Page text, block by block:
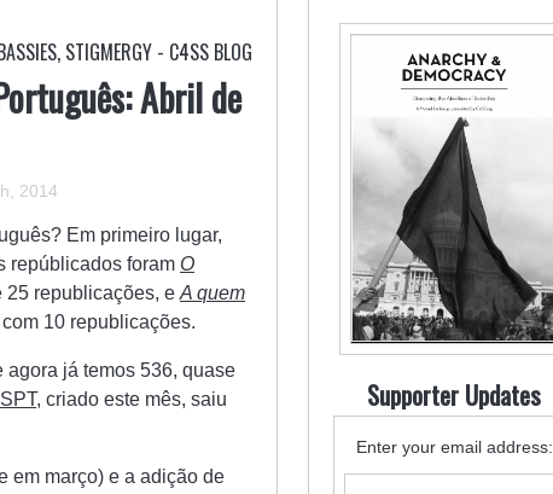
, STIGMERGY - C4SS BLOG
Abril de
2014
Em primeiro lugar,
repúblicados foram O
25 republicações, e A quem
10 republicações.
agora já temos 536, quase
, criado este mês, saiu
em março) e a adição de
Supporter Updates
Enter your email address: